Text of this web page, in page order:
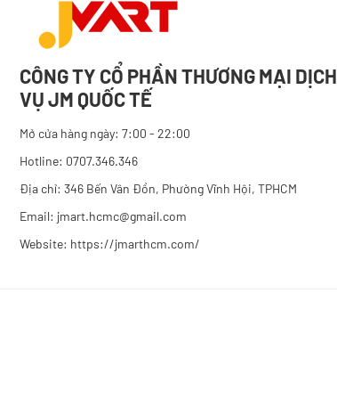
CÔNG TY CỔ PHẦN THƯƠNG MẠI DỊCH
VỤ JM QUỐC TẾ
Mở cửa hàng ngày: 7:00 - 22:00
Hotline: 0707.346.346
Địa chỉ: 346 Bến Vân Đồn, Phường Vĩnh Hội, TPHCM
Email: jmart.hcmc@gmail.com
Website: https://jmarthcm.com/